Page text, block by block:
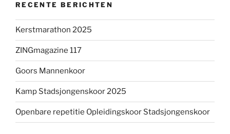
RECENTE BERICHTEN
Kerstmarathon 2025
ZINGmagazine 117
Goors Mannenkoor
Kamp Stadsjongenskoor 2025
Openbare repetitie Opleidingskoor Stadsjongenskoor